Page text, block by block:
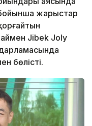
жарыстар
Jibek Joly
бөлісті.